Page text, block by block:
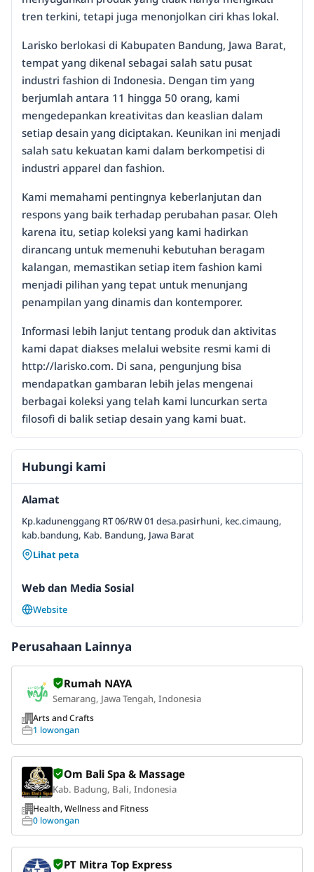
tren terkini, tetapi juga menonjolkan ciri khas lokal.
Larisko berlokasi di Kabupaten Bandung, Jawa Barat,
tempat yang dikenal sebagai salah satu pusat
industri fashion di Indonesia. Dengan tim yang
berjumlah antara 11 hingga 50 orang, kami
mengedepankan kreativitas dan keaslian dalam
setiap desain yang diciptakan. Keunikan ini menjadi
salah satu kekuatan kami dalam berkompetisi di
industri apparel dan fashion.
Kami memahami pentingnya keberlanjutan dan
respons yang baik terhadap perubahan pasar. Oleh
karena itu, setiap koleksi yang kami hadirkan
dirancang untuk memenuhi kebutuhan beragam
kalangan, memastikan setiap item fashion kami
menjadi pilihan yang tepat untuk menunjang
penampilan yang dinamis dan kontemporer.
Informasi lebih lanjut tentang produk dan aktivitas
kami dapat diakses melalui website resmi kami di
http://larisko.com. Di sana, pengunjung bisa
mendapatkan gambaran lebih jelas mengenai
berbagai koleksi yang telah kami luncurkan serta
filosofi di balik setiap desain yang kami buat.
Hubungi kami
Alamat
Kp.kadunenggang RT 06/RW 01 desa.pasirhuni, kec.cimaung,
kab.bandung, Kab. Bandung, Jawa Barat
Lihat peta
Web dan Media Sosial
Website
Perusahaan Lainnya
Rumah NAYA
Semarang, Jawa Tengah, Indonesia
Arts and Crafts
1 lowongan
Om Bali Spa & Massage
Kab. Badung, Bali, Indonesia
Health, Wellness and Fitness
0 lowongan
PT Mitra Top Express